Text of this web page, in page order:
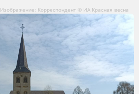
Изображение: Корреспондент © ИА Красная весна